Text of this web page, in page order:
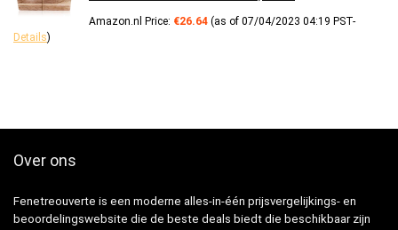
Amazon.nl Price: €26.64 (as of 07/04/2023 04:19 PST-
Details)
Over ons
Fenetreouverte is een moderne alles-in-één prijsvergelijkings- en
beoordelingswebsite die de beste deals biedt die beschikbaar zijn